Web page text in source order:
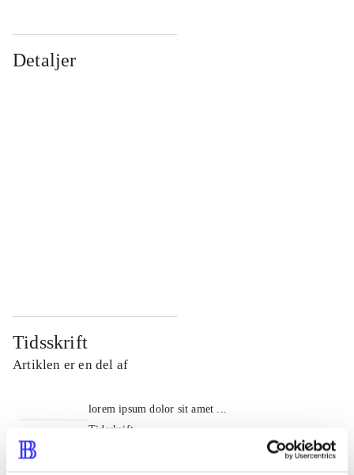
Detaljer
Tidsskrift
Artiklen er en del af
lorem ipsum dolor sit amet ...
Tidsskrift
Artiklerne i